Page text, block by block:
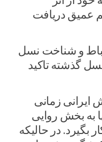
عمیق دریافت
و شناخت نسل
نسل گذشته تاکید
ایرانی زمانی
به بخش روایی
بگیرد. در حالیکه